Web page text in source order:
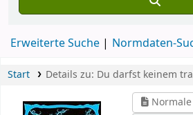
Erweiterte Suche Normdaten-
Start Details zu: Du darfst keinem